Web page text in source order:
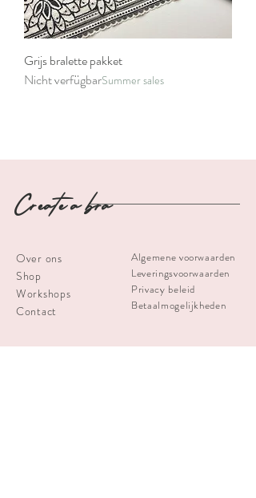
Grijs bralette pakket
Nicht verfügbarSummer sales
Create a bra
Over ons
Shop
Workshops
Contact
Algemene voorwaarden
Leveringsvoorwaarden
Privacy beleid
Betaalmogelijkheden